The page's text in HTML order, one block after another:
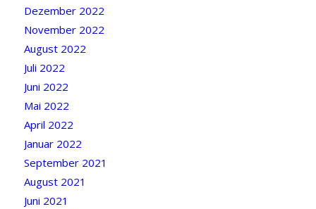
Dezember 2022
November 2022
August 2022
Juli 2022
Juni 2022
Mai 2022
April 2022
Januar 2022
September 2021
August 2021
Juni 2021